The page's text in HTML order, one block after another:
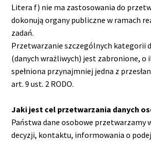
Litera f) nie ma zastosowania do
dokonują organy publiczne w ramach
zadań.
Przetwarzanie szczególnych kategorii
(danych wrażliwych) jest zabronione, o
spełniona przynajmniej jedna z
art. 9 ust. 2 RODO.
Jaki jest cel przetwarzania danych
Państwa dane osobowe przetwarzamy
decyzji, kontaktu, informowania o